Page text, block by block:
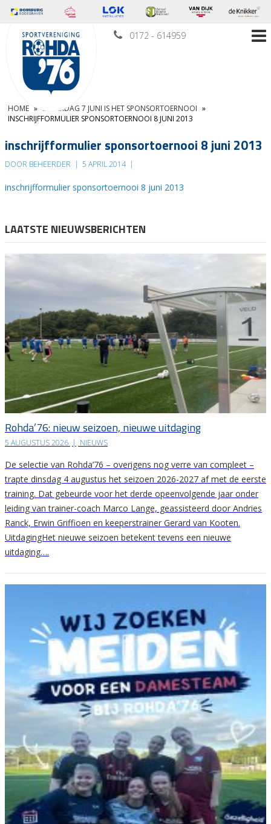
0172 - 614959
HOME » ZATERDAG 7 JUNI IS HET SPONSORTOERNOOI »
INSCHRIJFFORMULIER SPONSORTOERNOOI 8 JUNI 2013
inschrijfformulier sponsortoernooi 8 juni 2013
DOOR BEHEERDER | 5 APRIL 2014 |
inschrijfformulier sponsortoernooi 8 juni 2013
LAATSTE NIEUWSBERICHTEN
Rohda’76: nieuw seizoen, nieuwe uitdaging
5 AUGUSTUS 2026 | NIEUWS
De selectie van Rohda’76 – overigens nog verre van compleet –
trapte dinsdag 4 augustus het seizoen 2026-2027 af met de eerste
training. Dat gebeurde voor het derde opeenvolgende jaar onder
leiding van trainer-coach Marco Lange, geassisteerd door Andries
Ranck, Erwin Griffioen en keeperstrainer Gerard van Kooten.
UitdagingHet nieuwe seizoen betekent tevens een nieuwe
uitdaging….